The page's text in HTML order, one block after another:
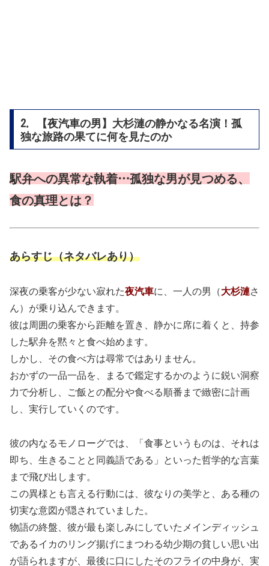
2. 【夜汽車の男】大杉漣の静かなる名演！孤
独な旅路の果てに何を見たのか
駅弁への異常な執着…孤独な男が見つめる、
食の真理とは？
あらすじ（ネタバレあり）
深夜の乗客が少ない寂れた夜汽車に、一人の男（大杉漣さ
ん）が乗り込んできます。
彼は周囲の乗客から距離を置き、静かに席に着くと、持参
した駅弁を黙々と食べ始めます。
しかし、その食べ方は尋常ではありません。
おかずの一品一品を、まるで鑑定するかのように鋭い洞察
力で分析し、ご飯との配分や食べる順番まで緻密に計画
し、実行していくのです。
彼の内なるモノローグでは、「食事というものは、それは
即ち、生きることと同義語である」といった哲学的な言葉
まで飛び出します。
この異様とも言える行動には、彼なりの美学と、ある種の
切実な意図が隠されていました。
物語の終盤、彼が最も楽しみにしていたメインディッシュ
であるイカのリング揚げにまつわる幼少期の貧しい思い出
が語られますが、最後に口にしたそのフライの中身が、実